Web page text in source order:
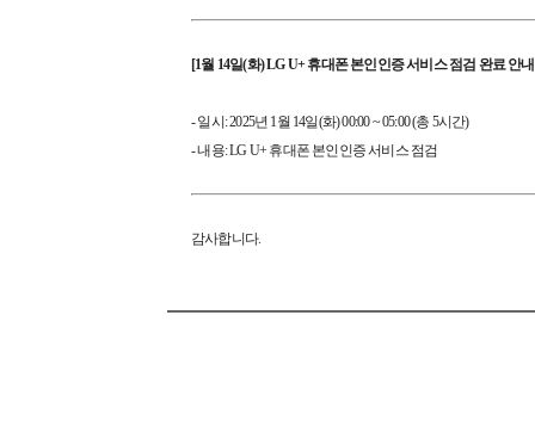
[1월 14일(화) LG U+ 휴대폰 본인인증 서비스 점검 완료 안
- 일시: 2025년 1월 14일(화) 00:00 ~ 05:00 (총 5시간)
- 내용: LG U+ 휴대폰 본인인증 서비스 점검
감사합니다.